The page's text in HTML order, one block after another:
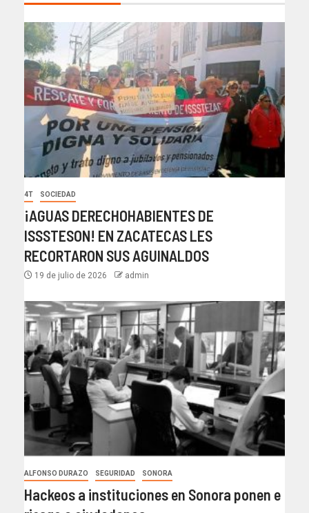
4T SOCIEDAD
¡AGUAS DERECHOHABIENTES DE
ISSSTESON! EN ZACATECAS LES
RECORTARON SUS AGUINALDOS
19 de julio de 2026 admin
ALFONSO DURAZO SEGURIDAD SONORA
Hackeos a instituciones en Sonora ponen e